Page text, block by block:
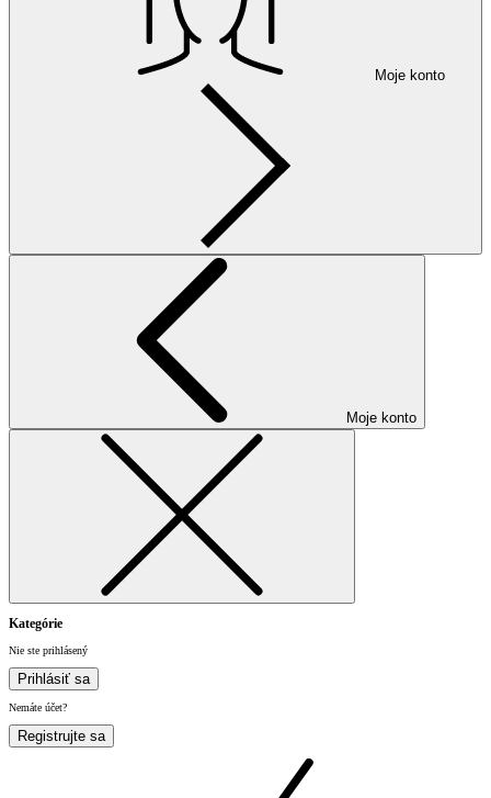
Moje konto
Moje konto
Kategórie
Nie ste prihlásený
Prihlásiť sa
Nemáte účet?
Registrujte sa